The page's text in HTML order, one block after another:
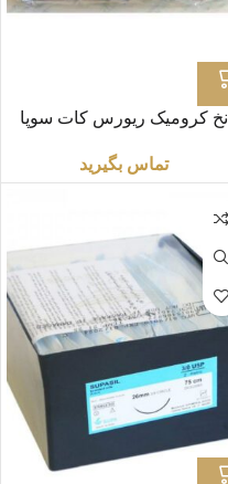
نخ کرومیک ریورس کات سوپا
تماس بگیرید